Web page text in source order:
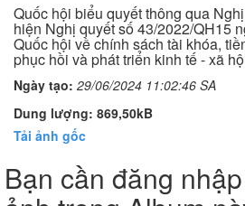
Quốc hội biểu quyết thông qua
hiện Nghị quyết số 43/2022/QH15
Quốc hội về chính sách tài khóa,
phục hồi và phát triển kinh tế - xã
Ngày tạo: 29/06/2024 11:02:46 SA
Dung lượng: 869,50kB
Tải ảnh gốc
Bạn cần đăng